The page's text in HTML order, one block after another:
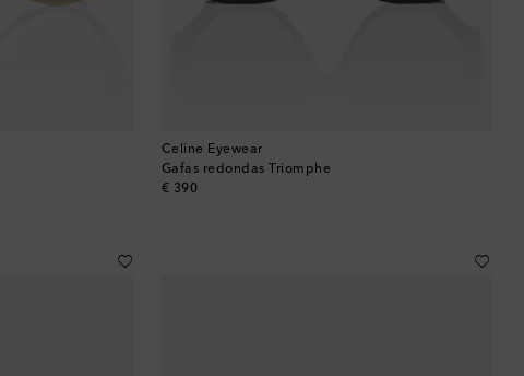
Celine Eyewear
Gafas redondas Triomphe
€ 390
original price